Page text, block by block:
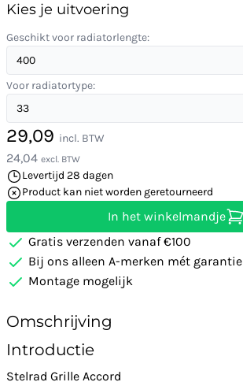
Kies je uitvoering
Geschikt voor radiatorlengte:
Voor radiatortype:
29,09 incl. BTW
24,04 excl. BTW
Levertijd 28 dagen
Product kan niet worden geretourneerd
In het winkelmandje
Gratis verzenden vanaf €100
Bij ons alleen A-merken mét garantie
Montage mogelijk
Omschrijving
Introductie
Stelrad Grille Accord